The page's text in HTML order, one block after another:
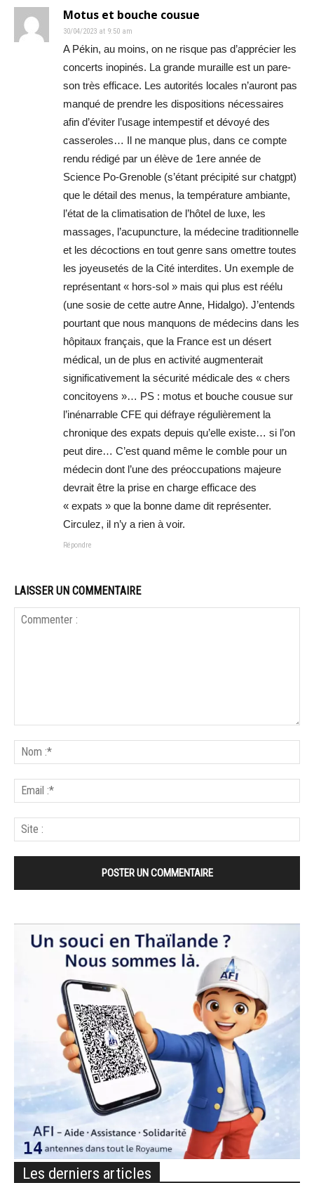
Motus et bouche cousue
30/04/2023 at 9:50 am
A Pékin, au moins, on ne risque pas d’apprécier les
concerts inopinés. La grande muraille est un pare-
son très efficace. Les autorités locales n’auront pas
manqué de prendre les dispositions nécessaires
afin d’éviter l’usage intempestif et dévoyé des
casseroles… Il ne manque plus, dans ce compte
rendu rédigé par un élève de 1ere année de
Science Po-Grenoble (s’étant précipité sur chatgpt)
que le détail des menus, la température ambiante,
l’état de la climatisation de l’hôtel de luxe, les
massages, l’acupuncture, la médecine traditionnelle
et les décoctions en tout genre sans omettre toutes
les joyeusetés de la Cité interdites. Un exemple de
représentant « hors-sol » mais qui plus est réélu
(une sosie de cette autre Anne, Hidalgo). J’entends
pourtant que nous manquons de médecins dans les
hôpitaux français, que la France est un désert
médical, un de plus en activité augmenterait
significativement la sécurité médicale des « chers
concitoyens »… PS : motus et bouche cousue sur
l’inénarrable CFE qui défraye régulièrement la
chronique des expats depuis qu’elle existe… si l’on
peut dire… C’est quand même le comble pour un
médecin dont l’une des préoccupations majeure
devrait être la prise en charge efficace des
« expats » que la bonne dame dit représenter.
Circulez, il n’y a rien à voir.
Répondre
LAISSER UN COMMENTAIRE
Les derniers articles